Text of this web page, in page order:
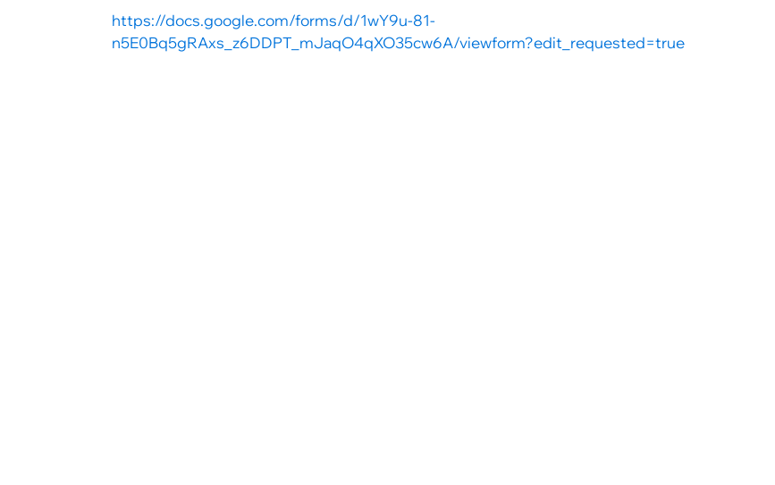
https://docs.google.com/forms/d/1wY9u-81-
n5E0Bq5gRAxs_z6DDPT_mJaqO4qXO35cw6A/viewform?edit_requested=true